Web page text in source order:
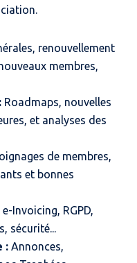
renouvellement
membres,
Roadmaps, nouvelles
et analyses des
de membres,
et bonnes
e-Invoicing, RGPD,
sécurité...
: Annonces,